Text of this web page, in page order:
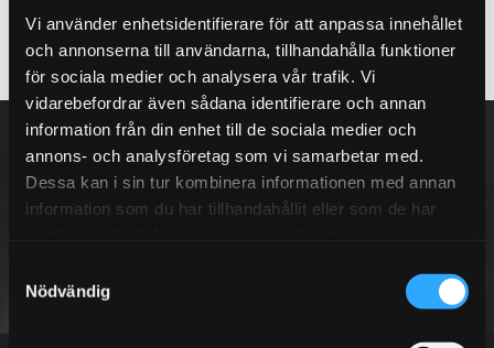
Vi använder enhetsidentifierare för att anpassa innehållet
och annonserna till användarna, tillhandahålla funktioner
för sociala medier och analysera vår trafik. Vi
vidarebefordrar även sådana identifierare och annan
information från din enhet till de sociala medier och
annons- och analysföretag som vi samarbetar med.
Dessa kan i sin tur kombinera informationen med annan
information som du har tillhandahållit eller som de har
Nödvändig
Lägg till i favoriter KÖP Lägg till i favoriter INFO
NYHETSBREV